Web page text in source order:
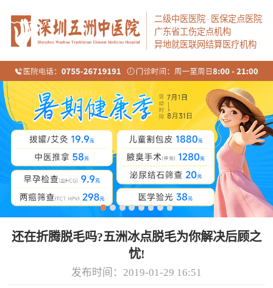
二级中医医院 · 医保定点医院
广东省工伤定点机构
异地就医联网结算医疗机构
还在折腾脱毛吗?五洲冰点脱毛为你解决后顾之
忧!
发布时间：2019-01-29 16:51